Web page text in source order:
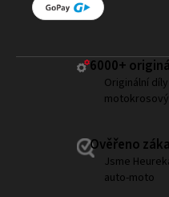
6000+
Originální
Ověřeno
Jsme
auto-moto